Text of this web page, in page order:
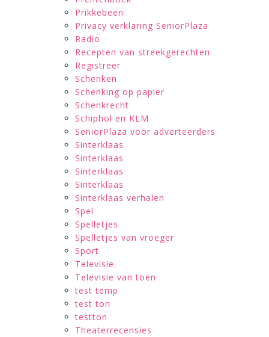
Prikkebeen
Privacy verklaring SeniorPlaza
Radio
Recepten van streekgerechten
Registreer
Schenken
Schenking op papier
Schenkrecht
Schiphol en KLM
SeniorPlaza voor adverteerders
Sinterklaas
Sinterklaas
Sinterklaas
Sinterklaas
Sinterklaas verhalen
Spel
Spelletjes
Spelletjes van vroeger
Sport
Televisie
Televisie van toen
test temp
test ton
testton
Theaterrecensies